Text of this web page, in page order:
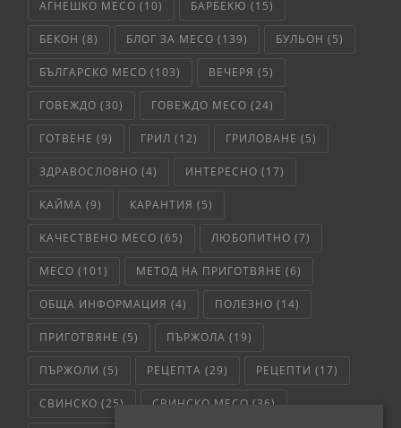
АГНЕШКО МЕСО (10) БАРБЕКЮ (15)
БЕКОН (8) БЛОГ ЗА МЕСО (139) БУЛЬОН (5)
БЪЛГАРСКО МЕСО (103) ВЕЧЕРЯ (5)
ГОВЕЖДО (30) ГОВЕЖДО МЕСО (24)
ГОТВЕНЕ (9) ГРИЛ (12) ГРИЛОВАНЕ (5)
ЗДРАВОСЛОВНО (4) ИНТЕРЕСНО (17)
КАЙМА (9) КАРАНТИЯ (5)
КАЧЕСТВЕНО МЕСО (65) ЛЮБОПИТНО (7)
МЕСО (101) МЕТОД НА ПРИГОТВЯНЕ (6)
ОБЩА ИНФОРМАЦИЯ (4) ПОЛЕЗНО (14)
ПРИГОТВЯНЕ (5) ПЪРЖОЛА (19)
ПЪРЖОЛИ (5) РЕЦЕПТА (29) РЕЦЕПТИ (17)
СВИНСКО (25) СВИНСКО МЕСО (36)